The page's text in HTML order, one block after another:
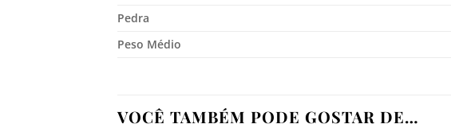
Pedra
Peso Médio
VOCÊ TAMBÉM PODE GOSTAR DE…